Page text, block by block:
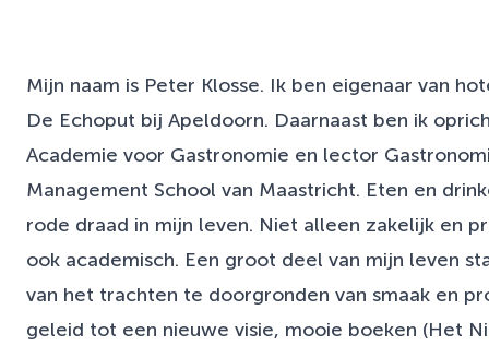
Mijn naam is Peter Klosse. Ik ben eigenaar van
De Echoput bij Apeldoorn. Daarnaast ben ik
Academie voor Gastronomie en lector
Management School van Maastricht. Eten en
rode draad in mijn leven. Niet alleen zakelijk en
ook academisch. Een groot deel van mijn leven
van het trachten te doorgronden van smaak en
geleid tot een nieuwe visie, mooie boeken (Het